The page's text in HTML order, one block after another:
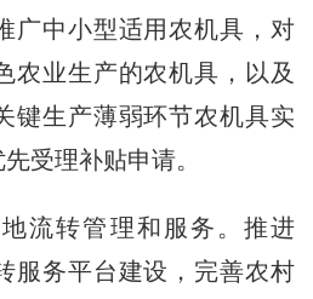
广中小型适用农机具，对
农业生产的农机具，以及
键生产薄弱环节农机具实
受理补贴申请。
地流转管理和服务。推进
服务平台建设，完善农村